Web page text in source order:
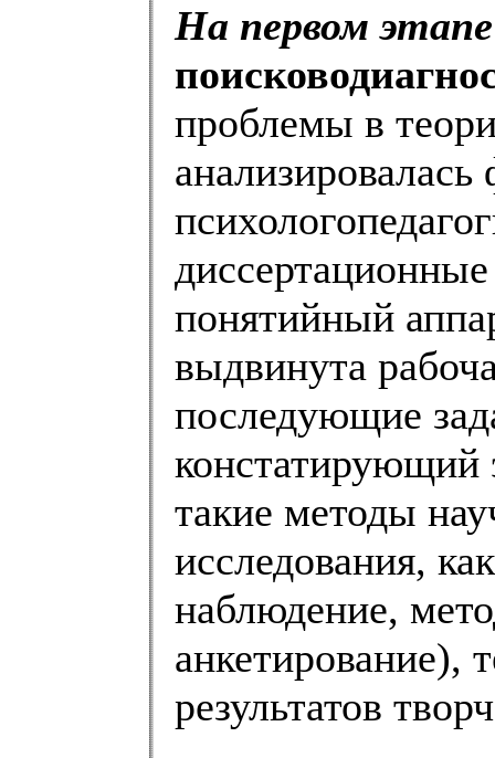
На первом этапе
проблемы в
понятийный
выдвинута
последующие
констатирующий
такие методы
исследования,
наблюдение,
анкетирование),
результатов